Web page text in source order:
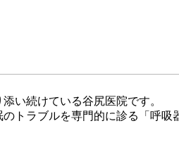
い続けている谷尻医院です。
トラブルを専門的に診る「呼